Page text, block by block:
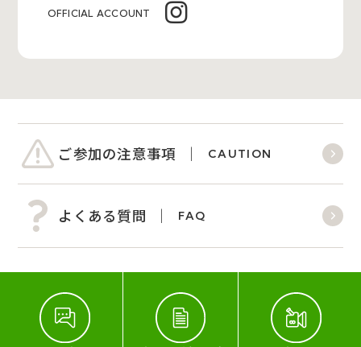
OFFICIAL ACCOUNT
ご参加の注意事項 CAUTION
よくある質問 FAQ